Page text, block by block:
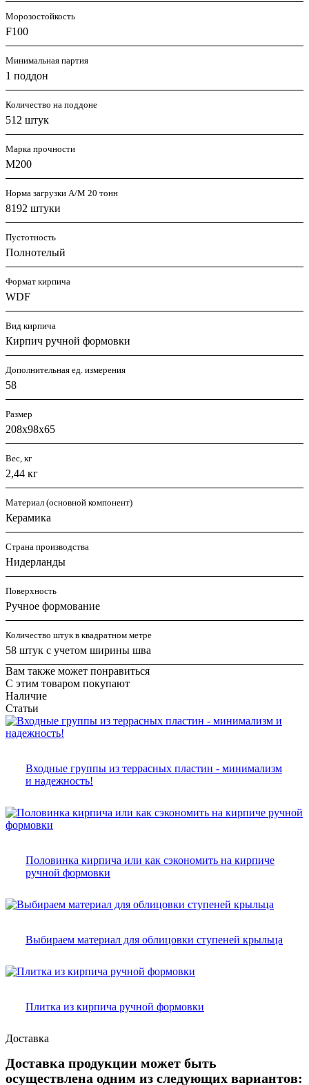
Морозостойкость
F100
Минимальная партия
1 поддон
Количество на поддоне
512 штук
Марка прочности
M200
Норма загрузки А/М 20 тонн
8192 штуки
Пустотность
Полнотелый
Формат кирпича
WDF
Вид кирпича
Кирпич ручной формовки
Дополнительная ед. измерения
58
Размер
208х98х65
Вес, кг
2,44 кг
Материал (основной компонент)
Керамика
Страна производства
Нидерланды
Поверхность
Ручное формование
Количество штук в квадратном метре
58 штук с учетом ширины шва
Вам также может понравиться
С этим товаром покупают
Наличие
Статьи
Входные группы из террасных пластин - минимализм
и надежность!
Половинка кирпича или как сэкономить на кирпиче
ручной формовки
Выбираем материал для облицовки ступеней крыльца
Плитка из кирпича ручной формовки
Доставка
Доставка продукции может быть
осуществлена одним из следующих вариантов: